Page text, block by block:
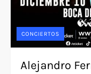
CONCIERTOS
Alejandro